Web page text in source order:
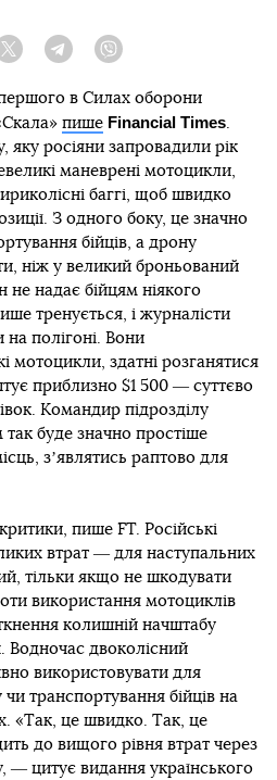
Twitter Telegram
в Силах оборони
пише Financial Times.
яку росіяни запровадили рік
маневрені мотоцикли,
баггі, щоб швидко
З одного боку, це значно
бійців, а дрону
ніж у великий броньований
не надає бійцям ніякого
тренується, і журналісти
полігоні. Вони
мотоцикли, здатні розганятися
приблизно $1 500 ― суттєво
Командир підрозділу
буде значно простіше
зʼявлятись раптово для
пише FT. Російські
втрат ― для наступальних
тільки якщо не шкодувати
використання мотоциклів
колишній начштабу
Водночас двоколісний
використовувати для
транспортування бійців на
«Так, це швидко. Так, це
до вищого рівня втрат через
― цитує видання українського